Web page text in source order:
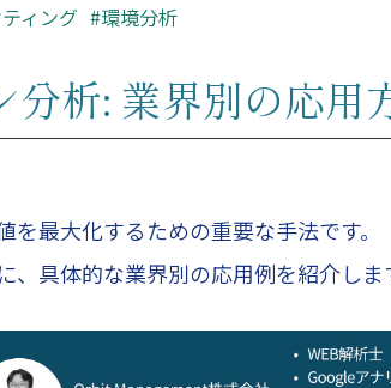
ィング #環境分析
析: 業界別の応用
最大化するための重要な手法です。
具体的な業界別の応用例を紹介しま